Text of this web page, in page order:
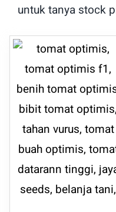
untuk tanya stock